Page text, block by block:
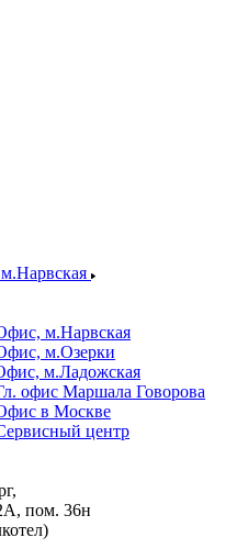
м.Нарвская
м.Озерки
м.Ладожская
офис Маршала Говорова
в Москве
центр
пом. 36н